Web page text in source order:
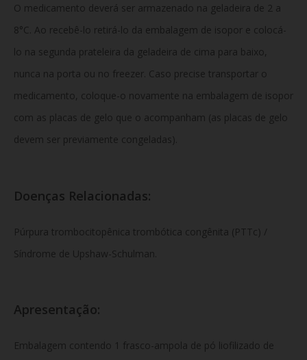
O medicamento deverá ser armazenado na geladeira de 2 a
8°C. Ao recebê-lo retirá-lo da embalagem de isopor e colocá-
lo na segunda prateleira da geladeira de cima para baixo,
nunca na porta ou no freezer. Caso precise transportar o
medicamento, coloque-o novamente na embalagem de isopor
com as placas de gelo que o acompanham (as placas de gelo
devem ser previamente congeladas).
Doenças Relacionadas:
Púrpura trombocitopênica trombótica congênita (PTTc) /
Síndrome de Upshaw-Schulman.
Apresentação:
Embalagem contendo 1 frasco-ampola de pó liofilizado de